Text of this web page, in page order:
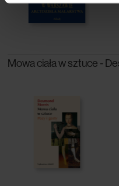
Mowa ciała w sztuce -